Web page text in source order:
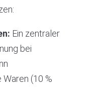
Ein zentraler
bei
(10 %